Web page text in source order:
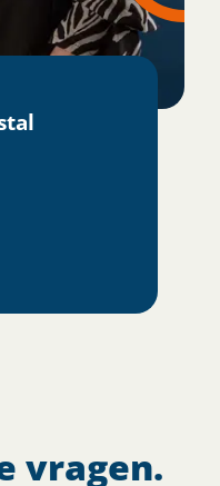
vragen.